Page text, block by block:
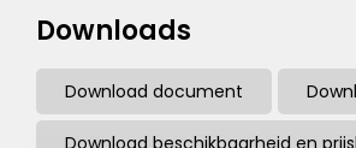
Downloads
Download document
Download beschikbaarheid en